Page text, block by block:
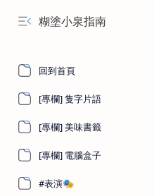
糊塗小泉指南
回到首頁
[專欄] 隻字片語
[專欄] 美味書籤
[專欄] 電腦盒子
#表演🎭